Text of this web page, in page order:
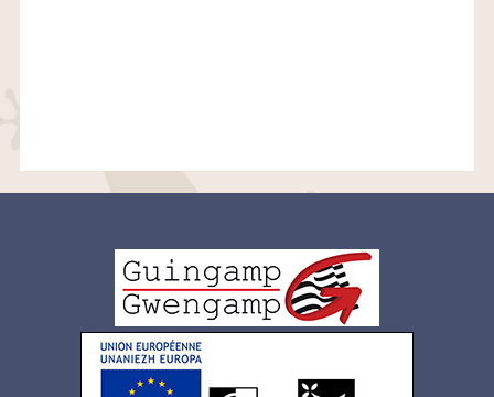
de
page